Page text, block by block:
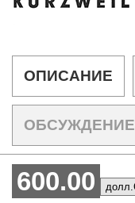
ОПИСАНИЕ
ОБСУЖДЕНИЕ
600.00